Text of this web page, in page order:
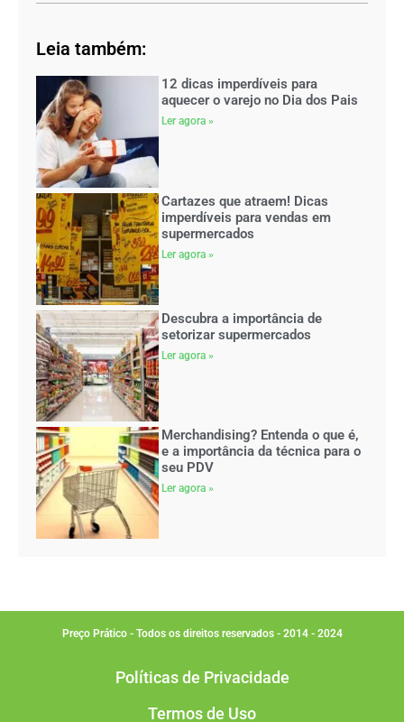
Leia também:
12 dicas imperdíveis para
aquecer o varejo no Dia dos Pais
Ler agora »
Cartazes que atraem! Dicas
imperdíveis para vendas em
supermercados
Ler agora »
Descubra a importância de
setorizar supermercados
Ler agora »
Merchandising? Entenda o que é,
e a importância da técnica para o
seu PDV
Ler agora »
Preço Prático - Todos os direitos reservados - 2014 - 2024
Políticas de Privacidade
Termos de Uso